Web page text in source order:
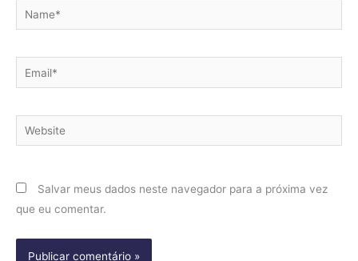
Name*
Email*
Website
Salvar meus dados neste navegador para a próxima vez
que eu comentar.